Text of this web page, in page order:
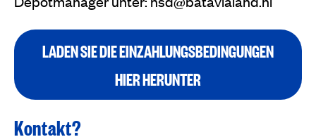
LADEN SIE DIE EINZAHLUNGSBEDINGUNGEN
HIER HERUNTER
Kontakt?